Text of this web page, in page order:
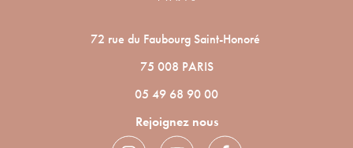
72 rue du Faubourg Saint-Honoré
75 008 PARIS
05 49 68 90 00
Rejoignez nous